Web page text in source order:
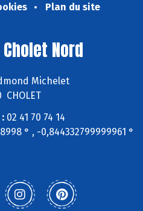
Plan du site
Nord
Michelet
CHOLET
02 41 70 74 14
° , -0,844332799999961 °